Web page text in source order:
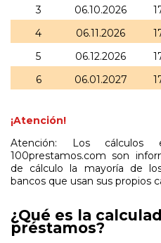
3
06.10.2026
4
06.11.2026
5
06.12.2026
6
06.01.2027
¡Atención!
Atención: Los
100prestamos.com son
de cálculo la mayoría de
bancos que usan sus propios
¿Qué es la
préstamos?